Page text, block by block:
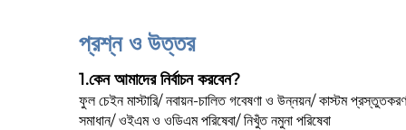
প্রশ্ন ও উত্তর
1.কেন আমাদের নির্বাচন করবেন?
ফুল চেইন মাস্টারি/ নবায়ন-চালিত গবেষণা ও উন্নয়ন/ কাস্টম প্রস্তুতকরণ
সমাধান/ ওইএম ও ওডিএম পরিষেবা/ নিখুঁত নমুনা পরিষেবা